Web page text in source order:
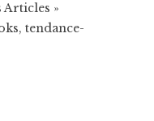
Articles »
tendance-